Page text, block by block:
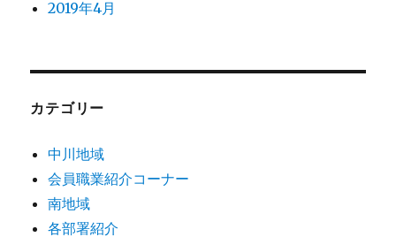
2019年4月
カテゴリー
中川地域
会員職業紹介コーナー
南地域
各部署紹介